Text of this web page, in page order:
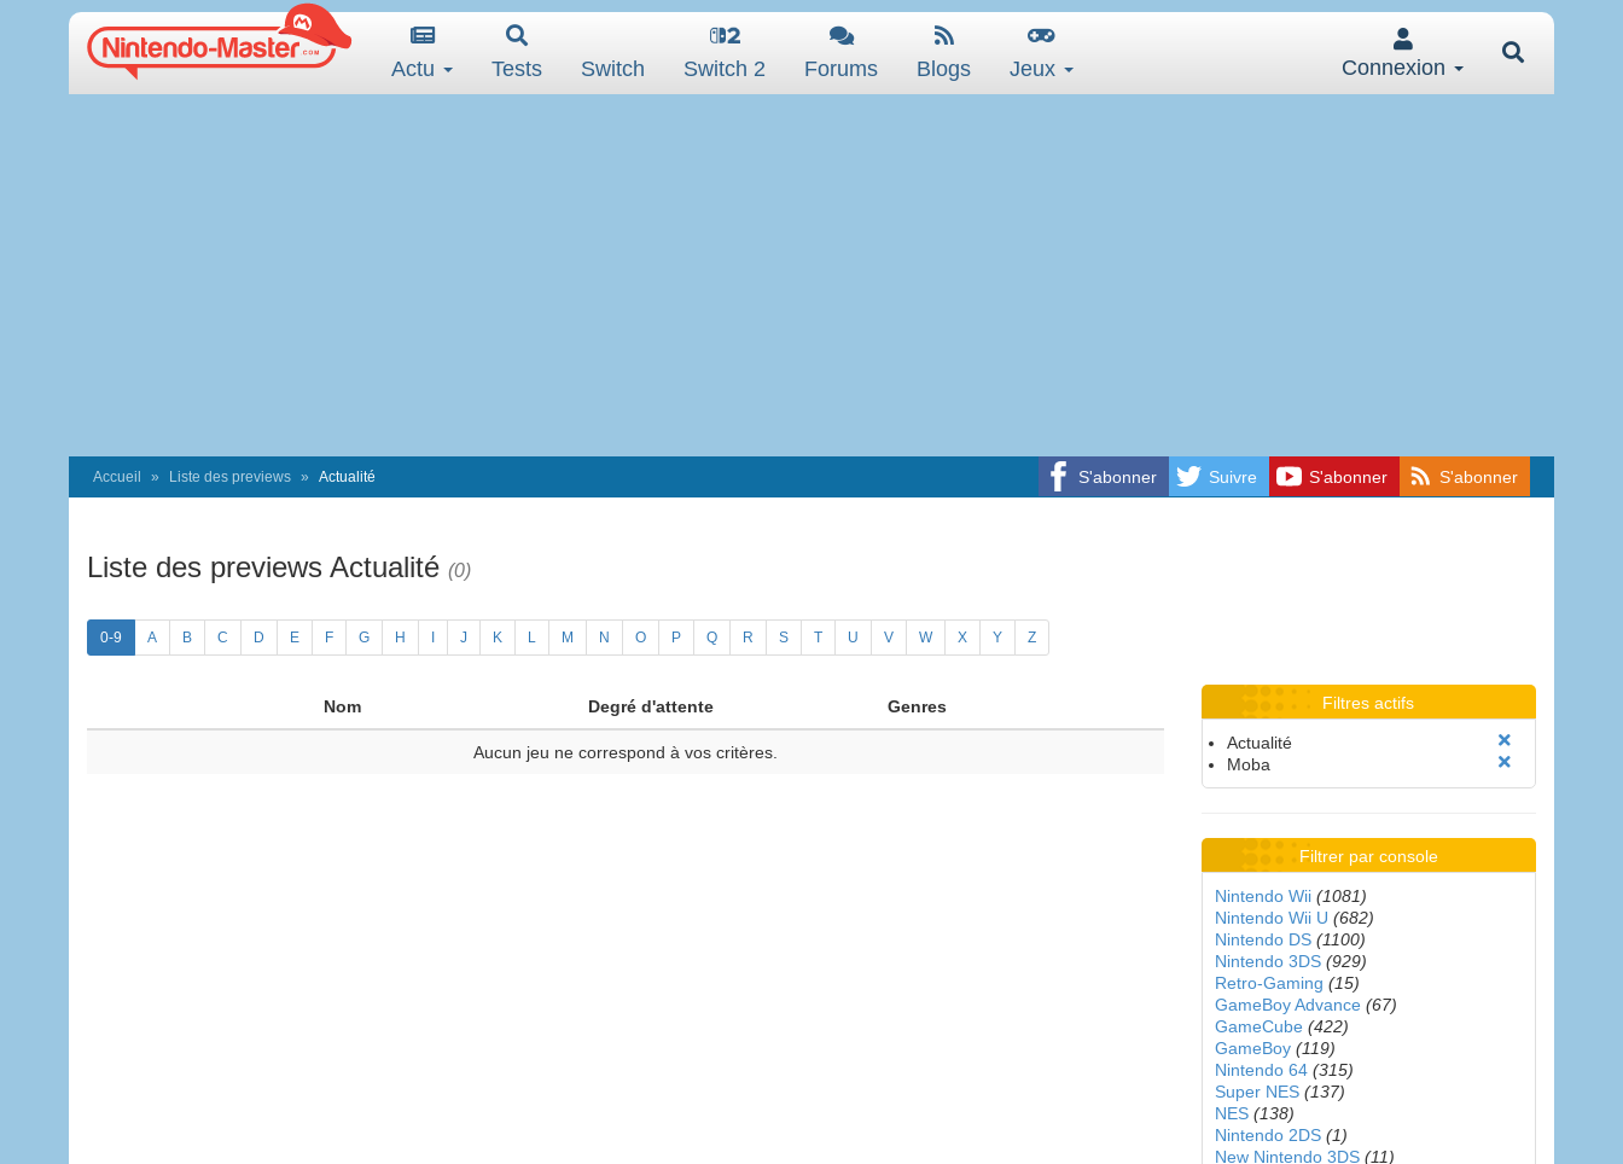
Actu Tests Switch Switch 2 Forums Blogs Jeux Connexion
S'abonner Suivre S'abonner S'abonner
Accueil Liste des previews Actualité
Liste des previews Actualité (0)
0-9 A B C D E F G H J K L M N O P Q R S T U V W X Y Z
Nom Degré d'attente Genres
Aucun jeu ne correspond à vos critères.
Filtres actifs
Actualité
Moba
Filtrer par console
Nintendo Wii (1081)
Nintendo Wii U (682)
Nintendo DS (1100)
Nintendo 3DS (929)
Retro-Gaming (15)
GameBoy Advance (67)
GameCube (422)
GameBoy (119)
Nintendo 64 (315)
Super NES (137)
NES (138)
Nintendo 2DS (1)
New Nintendo 3DS (11)